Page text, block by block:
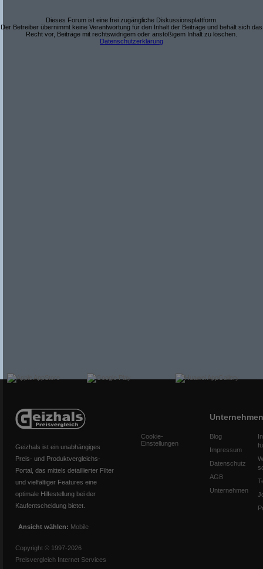
Dieses Forum ist eine frei zugängliche Diskussionsplattform.
Der Betreiber übernimmt keine Verantwortung für den Inhalt der Beiträge und behält sich das
Recht vor, Beiträge mit rechtswidrigem oder anstößigem Inhalt zu löschen.
Datenschutzerklärung
Geizhals ist ein unabhängiges
Preis- und Produktvergleichs-
Portal, das mittels detaillierter Filter
und vielfältiger Features eine
optimale Hilfestellung bei der
Kaufentscheidung bietet.
Ansicht wählen: Mobile
Copyright © 1997-2026
Preisvergleich Internet Services
Cookie-
Einstellungen
Unternehmen
Blog
Impressum
Datenschutz
AGB
Unternehmen